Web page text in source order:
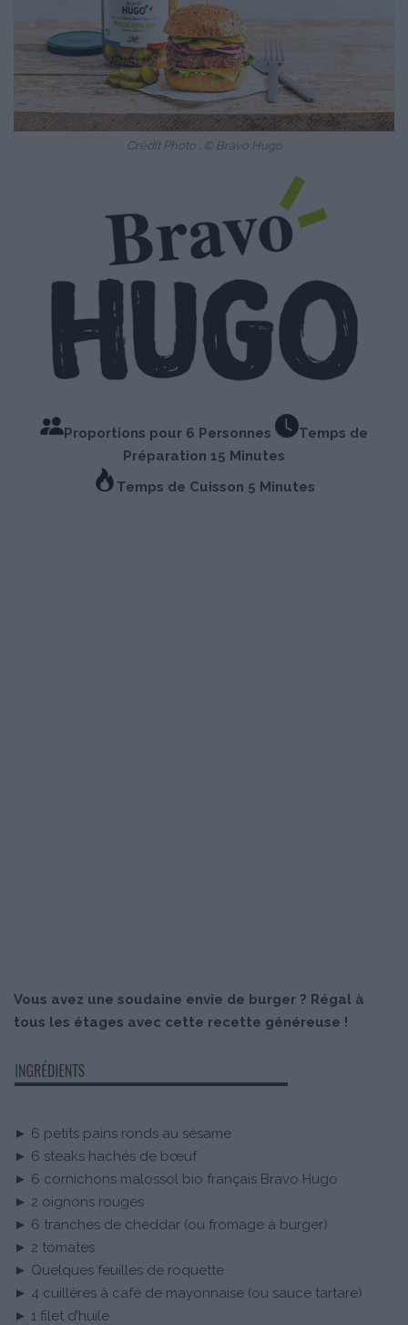
Crédit Photo : © Bravo Hugo
Proportions pour 6 Personnes
Temps de
Préparation 15 Minutes
Temps de Cuisson 5 Minutes
Vous avez une soudaine envie de burger ? Régal à
tous les étages avec cette recette généreuse !
► 6 petits pains ronds au sésame
► 6 steaks hachés de bœuf
► 6 cornichons malossol bio français Bravo Hugo
► 2 oignons rouges
► 6 tranches de cheddar (ou fromage à burger)
► 2 tomates
► Quelques feuilles de roquette
► 4 cuillères à café de mayonnaise (ou sauce tartare)
► 1 filet d’huile